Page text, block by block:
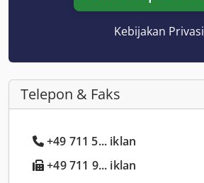
Kebijakan Privasi
Telepon & Faks
+49 711 5... iklan
+49 711 9... iklan